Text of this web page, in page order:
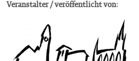
Veranstalter / veröffentlicht von: